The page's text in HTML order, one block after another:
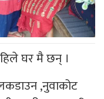
घर मै छन् ।
,नुवाकोट